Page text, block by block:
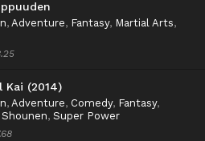
, Adventure, Fantasy, Martial Arts,
Kai (2014)
, Adventure, Comedy, Fantasy,
Shounen, Super Power